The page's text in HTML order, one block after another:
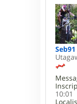
Seb91
10:01